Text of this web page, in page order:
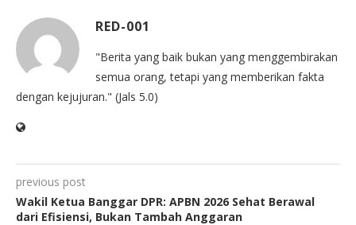
RED-001
"Berita yang baik bukan yang menggembirakan
semua orang, tetapi yang memberikan fakta
dengan kejujuran." (Jals 5.0)
previous post
Wakil Ketua Banggar DPR: APBN 2026 Sehat Berawal
dari Efisiensi, Bukan Tambah Anggaran